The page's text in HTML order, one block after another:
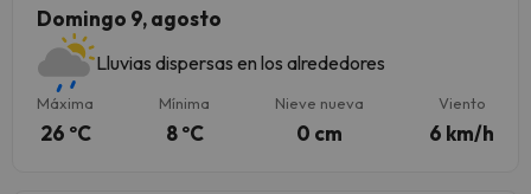
Domingo 9, agosto
Lluvias dispersas en los alrededores
Máxima
26 ºC
Mínima
8 ºC
Nieve nueva
0 cm
Viento
6 km/h